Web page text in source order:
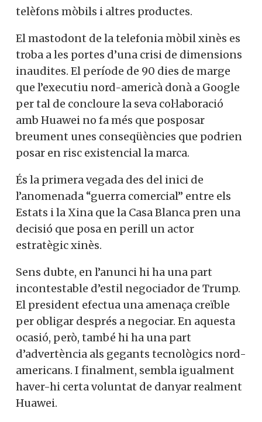
telèfons mòbils i altres productes.
El mastodont de la telefonia mòbil xinès es
troba a les portes d’una crisi de dimensions
inaudites. El període de 90 dies de marge
que l’executiu nord-americà donà a Google
per tal de concloure la seva col·laboració
amb Huawei no fa més que posposar
breument unes conseqüències que podrien
posar en risc existencial la marca.
És la primera vegada des del inici de
l’anomenada “guerra comercial” entre els
Estats i la Xina que la Casa Blanca pren una
decisió que posa en perill un actor
estratègic xinès.
Sens dubte, en l’anunci hi ha una part
incontestable d’estil negociador de Trump.
El president efectua una amenaça creïble
per obligar després a negociar. En aquesta
ocasió, però, també hi ha una part
d’advertència als gegants tecnològics nord-
americans. I finalment, sembla igualment
haver-hi certa voluntat de danyar realment
Huawei.